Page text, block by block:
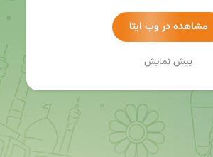
مشاهده در وب ایتا
پیش نمایش